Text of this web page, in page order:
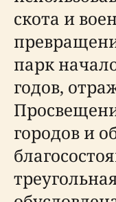
скота и
парк
годов,
городов и